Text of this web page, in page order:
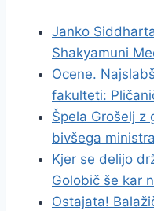
Janko
Shakyamuni
Ocene.
fakulteti:
Špela Grošelj z
bivšega
Kjer se delijo
Golobič še kar
Ostajata!